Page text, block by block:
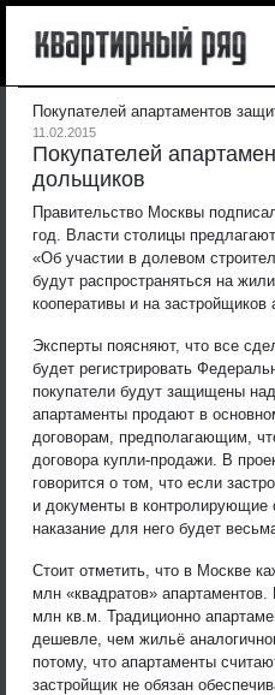
Покупателей апартаментов
11.02.2015
Покупателей
дольщиков
Правительство Москвы
год. Власти столицы
«Об участии в долевом
будут распространяться на
кооперативы и на застройщиков
Эксперты поясняют, что все
будет регистрировать
покупатели будут защищены
апартаменты продают в
договорам, предполагающим,
договора купли-продажи. В
говорится о том, что если
и документы в контролирующие
наказание для него будет
Стоит отметить, что в Москве
млн «квадратов»
млн кв.м. Традиционно
дешевле, чем жильё
потому, что апартаменты
застройщик не обязан